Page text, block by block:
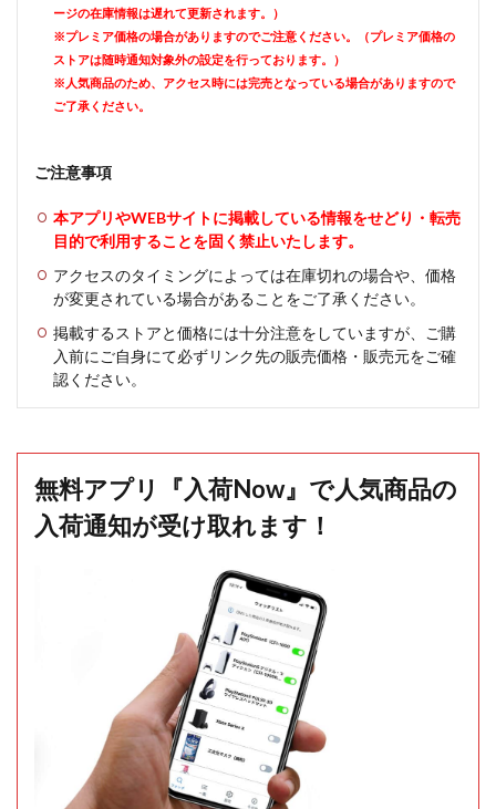
ージの在庫情報は遅れて更新されます。）
※プレミア価格の場合がありますのでご注意ください。（プレミア価格の
ストアは随時通知対象外の設定を行っております。）
※人気商品のため、アクセス時には完売となっている場合がありますので
ご了承ください。
ご注意事項
本アプリやWEBサイトに掲載している情報をせどり・転売
目的で利用することを固く禁止いたします。
アクセスのタイミングによっては在庫切れの場合や、価格
が変更されている場合があることをご了承ください。
掲載するストアと価格には十分注意をしていますが、ご購
入前にご自身にて必ずリンク先の販売価格・販売元をご確
認ください。
無料アプリ『入荷Now』で人気商品の
入荷通知が受け取れます！